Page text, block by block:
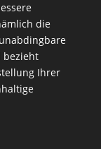
die
bezieht
Ihrer